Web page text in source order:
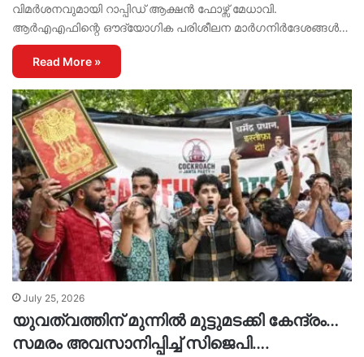
വിമർശനവുമായി റാപ്പിഡ് ആക്ഷൻ ഫോഴ്സ് മേധാവി.
ആർഎഎഫിന്റെ ഔദ്യോഗിക പരിശീലന മാർഗനിർദേശങ്ങൾ…
Read More »
July 25, 2026
യുവത്വത്തിന് മുന്നിൽ മുട്ടുമടക്കി കേന്ദ്രം…
സമരം അവസാനിപ്പിച്ച് സിജെപി….